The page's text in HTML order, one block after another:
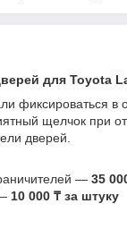
для Toyota
фиксироваться в
щелчок при
дверей.
— 35
10 000 ₸ за штуку